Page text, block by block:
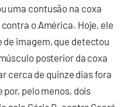
uma contusão na coxa
o América. Hoje, ele
de imagem, que detectou
posterior da coxa
cerca de quinze dias fora
pelo menos, dois